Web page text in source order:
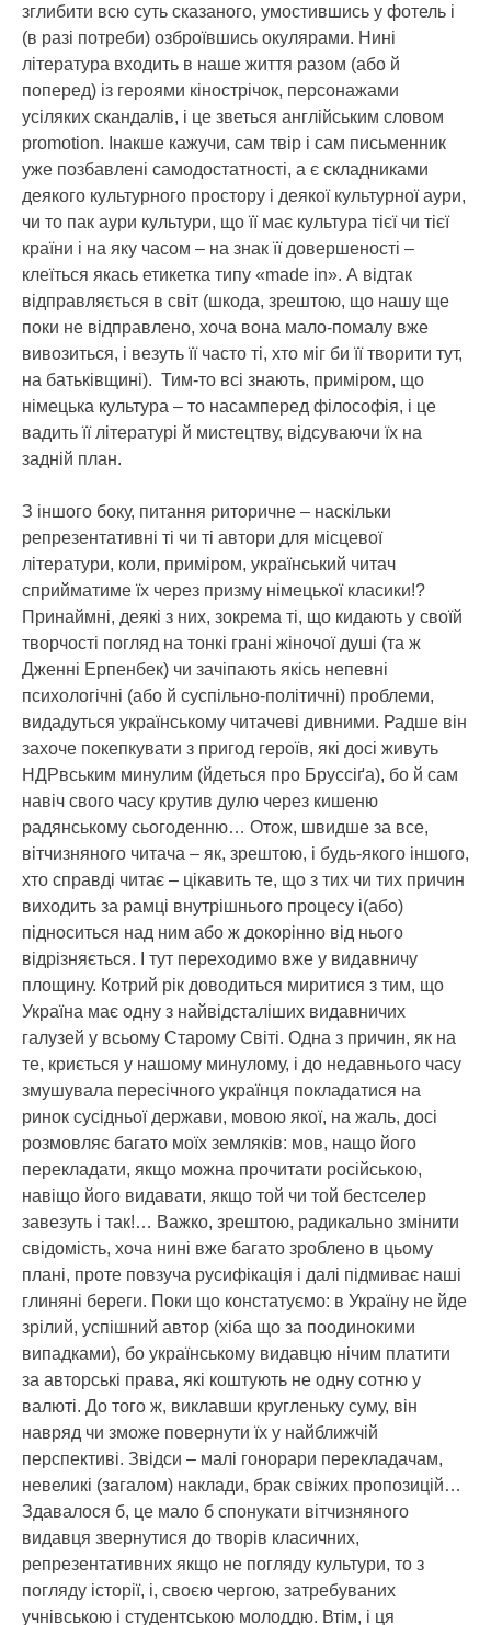
зглибити всю суть сказаного, умостившись у фотель і
(в разі потреби) озброївшись окулярами. Нині
література входить в наше життя разом (або й
поперед) із героями кінострічок, персонажами
усіляких скандалів, і це зветься англійським словом
promotion. Інакше кажучи, сам твір і сам письменник
уже позбавлені самодостатності, а є складниками
деякого культурного простору і деякої культурної аури,
чи то пак аури культури, що її має культура тієї чи тієї
країни і на яку часом – на знак її довершеності –
клеїться якась етикетка типу «made in». А відтак
відправляється в світ (шкода, зрештою, що нашу ще
поки не відправлено, хоча вона мало-помалу вже
вивозиться, і везуть її часто ті, хто міг би її творити тут,
на батьківщині). Тим-то всі знають, приміром, що
німецька культура – то насамперед філософія, і це
вадить її літературі й мистецтву, відсуваючи їх на
задній план.
З іншого боку, питання риторичне – наскільки
репрезентативні ті чи ті автори для місцевої
літератури, коли, приміром, український читач
сприйматиме їх через призму німецької класики!?
Принаймні, деякі з них, зокрема ті, що кидають у своїй
творчості погляд на тонкі грані жіночої душі (та ж
Дженні Ерпенбек) чи зачіпають якісь непевні
психологічні (або й суспільно-політичні) проблеми,
видадуться українському читачеві дивними. Радше він
захоче покепкувати з пригод героїв, які досі живуть
НДРвським минулим (йдеться про Бруссіґа), бо й сам
навіч свого часу крутив дулю через кишеню
радянському сьогоденню… Отож, швидше за все,
вітчизняного читача – як, зрештою, і будь-якого іншого,
хто справді читає – цікавить те, що з тих чи тих причин
виходить за рамці внутрішнього процесу і(або)
підноситься над ним або ж докорінно від нього
відрізняється. І тут переходимо вже у видавничу
площину. Котрий рік доводиться миритися з тим, що
Україна має одну з найвідсталіших видавничих
галузей у всьому Старому Світі. Одна з причин, як на
те, криється у нашому минулому, і до недавнього часу
змушувала пересічного українця покладатися на
ринок сусідньої держави, мовою якої, на жаль, досі
розмовляє багато моїх земляків: мов, нащо його
перекладати, якщо можна прочитати російською,
навіщо його видавати, якщо той чи той бестселер
завезуть і так!… Важко, зрештою, радикально змінити
свідомість, хоча нині вже багато зроблено в цьому
плані, проте повзуча русифікація і далі підмиває наші
глиняні береги. Поки що констатуємо: в Україну не йде
зрілий, успішний автор (хіба що за поодинокими
випадками), бо українському видавцю нічим платити
за авторські права, які коштують не одну сотню у
валюті. До того ж, виклавши кругленьку суму, він
навряд чи зможе повернути їх у найближчій
перспективі. Звідси – малі гонорари перекладачам,
невеликі (загалом) наклади, брак свіжих пропозицій…
Здавалося б, це мало б спонукати вітчизняного
видавця звернутися до творів класичних,
репрезентативних якщо не погляду культури, то з
погляду історії, і, своєю чергою, затребуваних
учнівською і студентською молоддю. Втім, і ця